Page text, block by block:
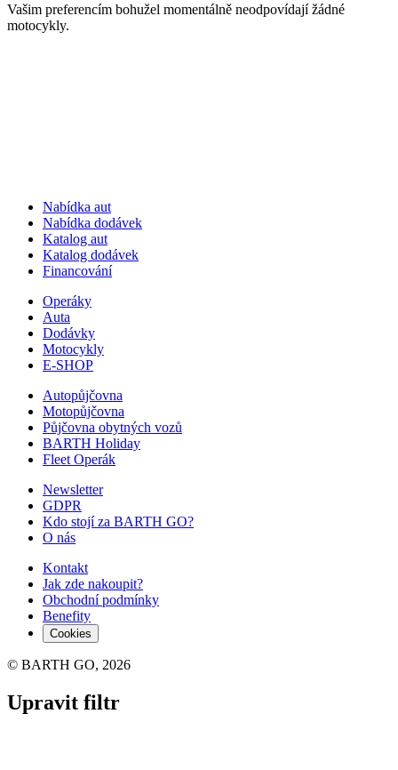
Vašim preferencím bohužel momentálně neodpovídají žádné
motocykly.
Nabídka aut
Nabídka dodávek
Katalog aut
Katalog dodávek
Financování
Operáky
Auta
Dodávky
Motocykly
E-SHOP
Autopůjčovna
Motopůjčovna
Půjčovna obytných vozů
BARTH Holiday
Fleet Operák
Newsletter
GDPR
Kdo stojí za BARTH GO?
O nás
Kontakt
Jak zde nakoupit?
Obchodní podmínky
Benefity
Cookies
© BARTH GO, 2026
Upravit filtr